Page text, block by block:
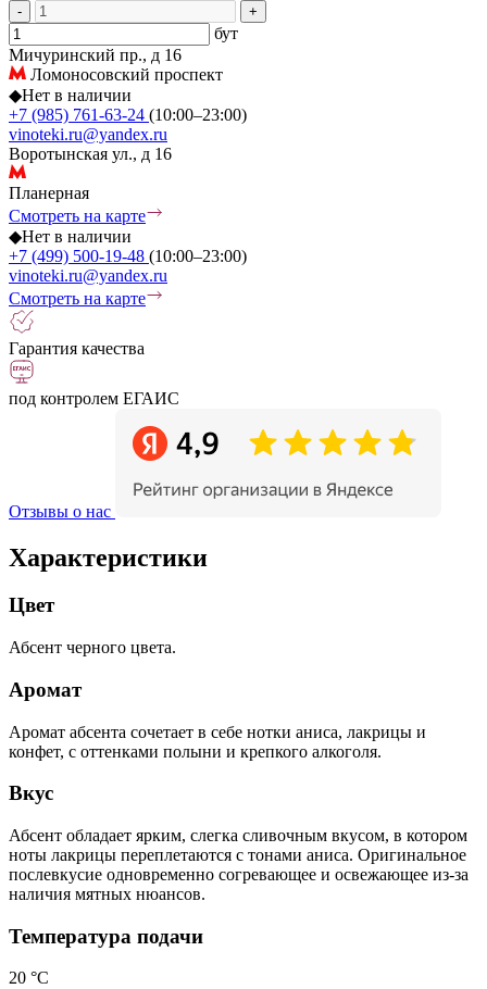
- +
бут
Мичуринский пр., д 16
Ломоносовский проспект
◆Нет в наличии
+7 (985) 761-63-24 (10:00–23:00)
vinoteki.ru@yandex.ru
Воротынская ул., д 16
Планерная
Смотреть на карте
◆Нет в наличии
+7 (499) 500-19-48 (10:00–23:00)
vinoteki.ru@yandex.ru
Смотреть на карте
Гарантия качества
под контролем ЕГАИС
Отзывы о нас
Характеристики
Цвет
Абсент черного цвета.
Аромат
Аромат абсента сочетает в себе нотки аниса, лакрицы и
конфет, с оттенками полыни и крепкого алкоголя.
Вкус
Абсент обладает ярким, слегка сливочным вкусом, в котором
ноты лакрицы переплетаются с тонами аниса. Оригинальное
послевкусие одновременно согревающее и освежающее из-за
наличия мятных нюансов.
Температура подачи
20 °C